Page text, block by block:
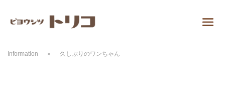
Information » 久しぶりのワンちゃん